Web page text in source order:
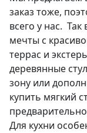
заказ тоже,
всего у нас.
мечты с
террас и
деревянные
зону или
купить мягкий
Для кухни